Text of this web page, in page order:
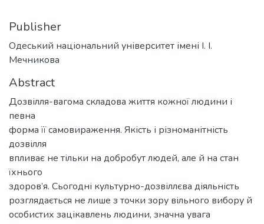
Publisher
Одеський національний університет імені І. І.
Мечникова
Abstract
Дозвілля-вагома складова життя кожної людини і
певна
форма її самовираження. Якість і різноманітність
дозвілля
впливає не тільки на добробут людей, але й на стан
їхнього
здоров’я. Сьогодні культурно-дозвіллєва діяльність
розглядається не лише з точки зору вільного вибору й
особистих зацікавлень людини, значна увага